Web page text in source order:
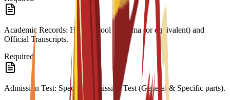
Academic Records: High School Diploma (or equivalent) and
Official Transcripts.
Required
Admission Test: Specific Admission Test (General & Specific parts).